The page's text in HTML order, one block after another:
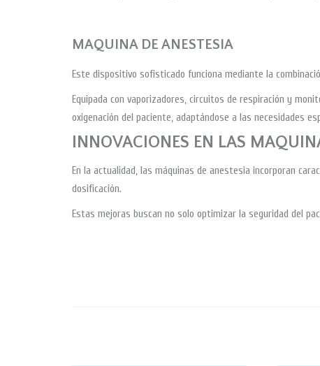
MAQUINA DE ANESTESIA
Este dispositivo sofisticado funciona mediante la
Equipada con vaporizadores, circuitos de respiración y
oxigenación del paciente, adaptándose a las necesidades
INNOVACIONES EN LAS
En la actualidad, las máquinas de anestesia incorporan
dosificación.
Estas mejoras buscan no solo optimizar la seguridad del